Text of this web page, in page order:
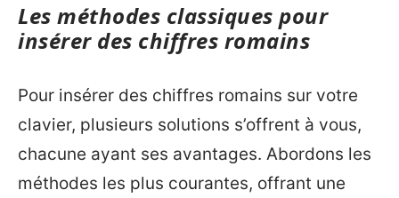
Les méthodes classiques pour
insérer des chiffres romains
Pour insérer des chiffres romains sur votre
clavier, plusieurs solutions s’offrent à vous,
chacune ayant ses avantages. Abordons les
méthodes les plus courantes, offrant une